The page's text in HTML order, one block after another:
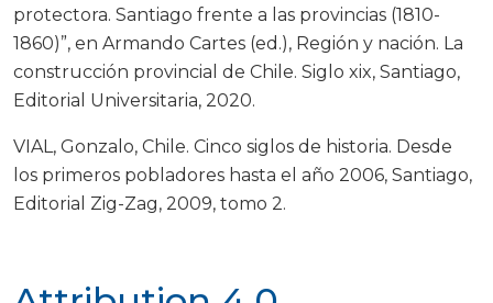
protectora. Santiago frente a las provincias (1810-
1860)”, en Armando Cartes (ed.), Región y nación. La
construcción provincial de Chile. Siglo xix, Santiago,
Editorial Universitaria, 2020.
VIAL, Gonzalo, Chile. Cinco siglos de historia. Desde
los primeros pobladores hasta el año 2006, Santiago,
Editorial Zig-Zag, 2009, tomo 2.